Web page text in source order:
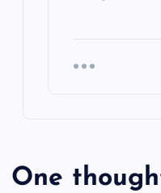
One